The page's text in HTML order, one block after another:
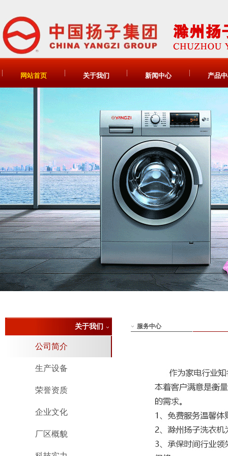
网站首页 关于我们 新闻中心 产品
关于我们
公司简介
生产设备
荣誉资质
企业文化
厂区概貌
服务中心